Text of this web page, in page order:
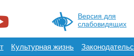
Версия для
слабовидящих
Культурная жизнь